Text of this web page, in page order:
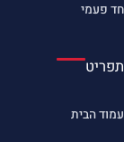
חד פעמי
תפריט
עמוד הבית